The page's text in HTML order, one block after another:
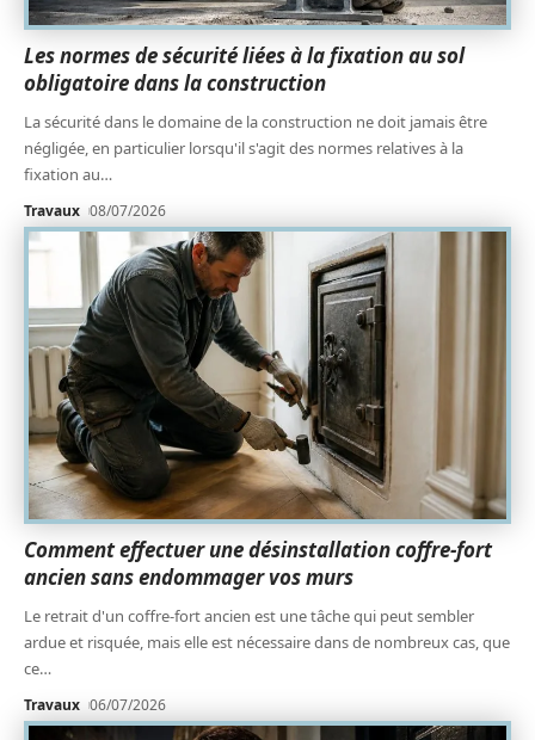
Les normes de sécurité liées à la fixation au sol
obligatoire dans la construction
La sécurité dans le domaine de la construction ne doit jamais être
négligée, en particulier lorsqu'il s'agit des normes relatives à la
fixation au…
Travaux 08/07/2026
Comment effectuer une désinstallation coffre-fort
ancien sans endommager vos murs
Le retrait d'un coffre-fort ancien est une tâche qui peut sembler
ardue et risquée, mais elle est nécessaire dans de nombreux cas, que
ce…
Travaux 06/07/2026